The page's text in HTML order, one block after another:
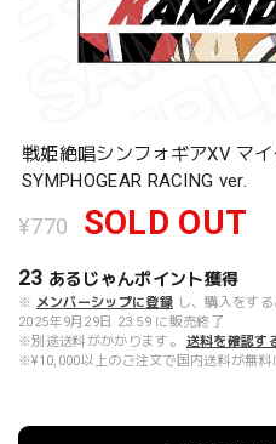
戦姫絶唱シンフォギアXV マ
SYMPHOGEAR RACING ver.
¥770 SOLD OUT
23 あるじゃんポイント獲得
※ メンバーシップに登録 し、購入をする
2025年9月29日 23:59 に販売終了
※別途送料がかかります。
送料を確認す
※¥10,000以上のご注文で国内送料が無料